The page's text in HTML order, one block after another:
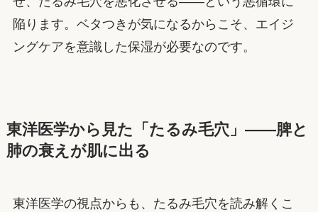
陥ります。ベタつきが気になるからこそ、エイジ
ングケアを意識した保湿が必要なのです。
東洋医学から見た「たるみ毛穴」——脾と
肺の衰えが肌に出る
東洋医学の視点からも、たるみ毛穴を読み解くこ